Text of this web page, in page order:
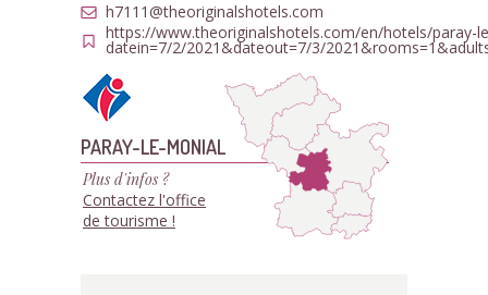
h7111@theoriginalshotels.com
https://www.theoriginalshotels.com/en/hotels/paray-
datein=7/2/2021&dateout=7/3/
PARAY-LE-MONIAL
Plus d'infos ?
Contactez l'office
de tourisme !